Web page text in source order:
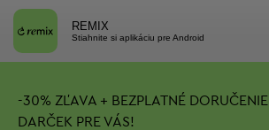
REMIX
Stiahnite si aplikáciu pre Android
-30% ZĽAVA + BEZPLATNÉ DORUČENIE
DARČEK PRE VÁS!